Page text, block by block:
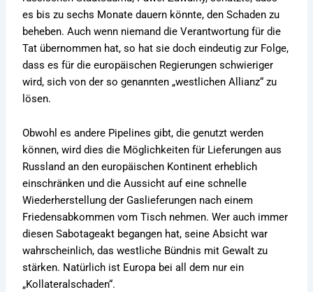
es bis zu sechs Monate dauern könnte, den Schaden zu
beheben. Auch wenn niemand die Verantwortung für die
Tat übernommen hat, so hat sie doch eindeutig zur Folge,
dass es für die europäischen Regierungen schwieriger
wird, sich von der so genannten „westlichen Allianz“ zu
lösen.
Obwohl es andere Pipelines gibt, die genutzt werden
können, wird dies die Möglichkeiten für Lieferungen aus
Russland an den europäischen Kontinent erheblich
einschränken und die Aussicht auf eine schnelle
Wiederherstellung der Gaslieferungen nach einem
Friedensabkommen vom Tisch nehmen. Wer auch immer
diesen Sabotageakt begangen hat, seine Absicht war
wahrscheinlich, das westliche Bündnis mit Gewalt zu
stärken. Natürlich ist Europa bei all dem nur ein
„Kollateralschaden“.